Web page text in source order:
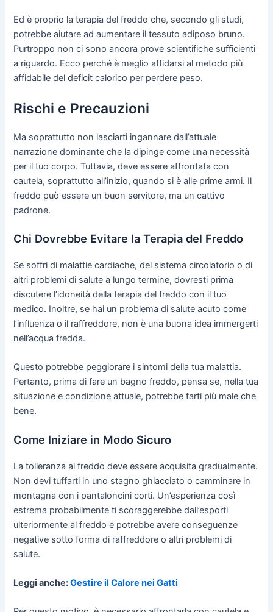
Ed è proprio la terapia del freddo che, secondo gli studi,
potrebbe aiutare ad aumentare il tessuto adiposo bruno.
Purtroppo non ci sono ancora prove scientifiche sufficienti
a riguardo. Ecco perché è meglio affidarsi al metodo più
affidabile del deficit calorico per perdere peso.
Rischi e Precauzioni
Ma soprattutto non lasciarti ingannare dall’attuale
narrazione dominante che la dipinge come una necessità
per il tuo corpo. Tuttavia, deve essere affrontata con
cautela, soprattutto all’inizio, quando si è alle prime armi. Il
freddo può essere un buon servitore, ma un cattivo
padrone.
Chi Dovrebbe Evitare la Terapia del Freddo
Se soffri di malattie cardiache, del sistema circolatorio o di
altri problemi di salute a lungo termine, dovresti prima
discutere l’idoneità della terapia del freddo con il tuo
medico. Inoltre, se hai un problema di salute acuto come
l’influenza o il raffreddore, non è una buona idea immergerti
nell’acqua fredda.
Questo potrebbe peggiorare i sintomi della tua malattia.
Pertanto, prima di fare un bagno freddo, pensa se, nella tua
situazione e condizione attuale, potrebbe farti più male che
bene.
Come Iniziare in Modo Sicuro
La tolleranza al freddo deve essere acquisita gradualmente.
Non devi tuffarti in uno stagno ghiacciato o camminare in
montagna con i pantaloncini corti. Un’esperienza così
estrema probabilmente ti scoraggerebbe dall’esporti
ulteriormente al freddo e potrebbe avere conseguenze
negative sotto forma di raffreddore o altri problemi di
salute.
Leggi anche:Gestire il Calore nei Gatti